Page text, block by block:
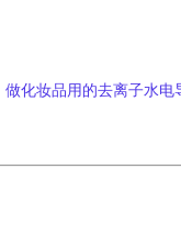
做化妆品用的去离子水电